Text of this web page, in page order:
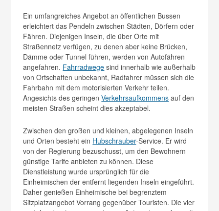
Ein umfangreiches Angebot an öffentlichen Bussen
erleichtert das Pendeln zwischen Städten, Dörfern oder
Fähren. Diejenigen Inseln, die über Orte mit
Straßennetz verfügen, zu denen aber keine Brücken,
Dämme oder Tunnel führen, werden von Autofähren
angefahren. Fahrradwege sind innerhalb wie außerhalb
von Ortschaften unbekannt, Radfahrer müssen sich die
Fahrbahn mit dem motorisierten Verkehr teilen.
Angesichts des geringenVerkehrsaufkommens auf den
meisten Straßen scheint dies akzeptabel.
Zwischen den großen und kleinen, abgelegenen Inseln
und Orten besteht ein Hubschrauber-Service. Er wird
von der Regierung bezuschusst, um den Bewohnern
günstige Tarife anbieten zu können. Diese
Dienstleistung wurde ursprünglich für die
Einheimischen der entfernt liegenden Inseln eingeführt.
Daher genießen Einheimische bei begrenztem
Sitzplatzangebot Vorrang gegenüber Touristen. Die vier